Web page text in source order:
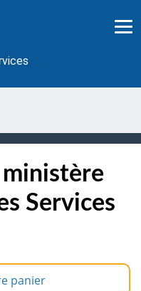
Services
panier